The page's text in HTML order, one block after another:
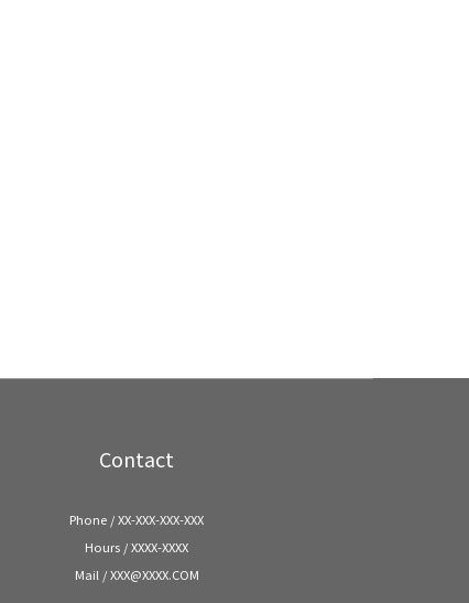
Contact
Phone / XX-XXX-XXX-XXX
Hours / XXXX-XXXX
Mail / XXX@XXXX.COM